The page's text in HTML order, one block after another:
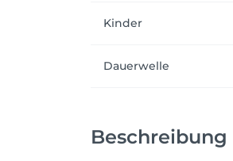
Kinder
Dauerwelle
Beschreibung